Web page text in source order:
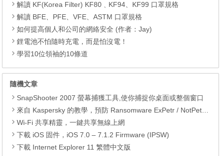
解讀 KF(Korea Filter) KF80﹑KF94、KF99 口罩規格
解讀 BFE、PFE、VFE、ASTM 口罩規格
如何提高個人和公司的網絡安全 (作者：Jay)
鋰電池不怕隨時充電，而是怕沒電！
學習10位領袖的10條道
隨機文章
SnapShooter 2007 螢幕捕獲工具,使你捕捉你桌面或整個窗口
來自 Kaspersky 的教學，預防 Ransomware ExPetr / NotPetya 勒索軟件突襲
Wi-Fi 共享精靈，一鍵共享無線上網
下載 iOS 固件，iOS 7.0 – 7.1.2 Firmware (IPSW)
下載 Internet Explorer 11 繁體中文版